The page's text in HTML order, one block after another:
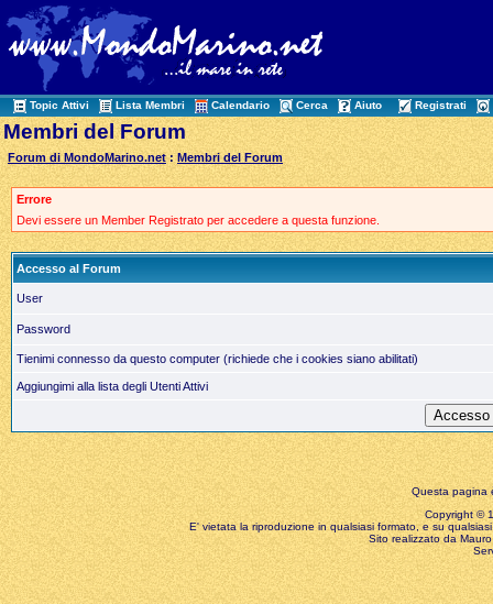
Topic Attivi Lista Membri Calendario Cerca Aiuto Registrati
Membri del Forum
Forum di MondoMarino.net :Membri del Forum
Errore
Devi essere un Member Registrato per accedere a questa funzione.
Accesso al Forum
User
Password
Tienimi connesso da questo computer (richiede che i cookies siano abilitati)
Aggiungimi alla lista degli Utenti Attivi
Questa pagina
Copyright ©
E' vietata la riproduzione in qualsiasi formato, e su
Sito realizzato da